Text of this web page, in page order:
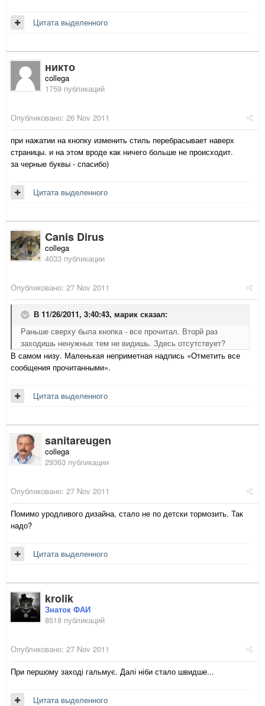
Цитата выделенного
никто
collega
1759 публикаций
Опубликовано: 26 Nov 2011
при нажатии на кнопку изменить стиль перебрасывает наверх
страницы. и на этом вроде как ничего больше не происходит.
за черные буквы - спасибо)
Цитата выделенного
Canis Dirus
collega
4033 публикации
Опубликовано: 27 Nov 2011
В 11/26/2011, 3:40:43, марик сказал:
Раньше сверху была кнопка - все прочитал. Вторй раз
заходишь ненужных тем не видишь. Здесь отсутствует?
В самом низу. Маленькая неприметная надпись «Отметить все
сообщения прочитанными».
Цитата выделенного
sanitareugen
collega
29363 публикации
Опубликовано: 27 Nov 2011
Помимо уродливого дизайна, стало не по детски тормозить. Так
надо?
Цитата выделенного
krolik
Знаток ФАИ
8518 публикаций
Опубликовано: 27 Nov 2011
При першому заході гальмує. Далі ніби стало швидше...
Цитата выделенного